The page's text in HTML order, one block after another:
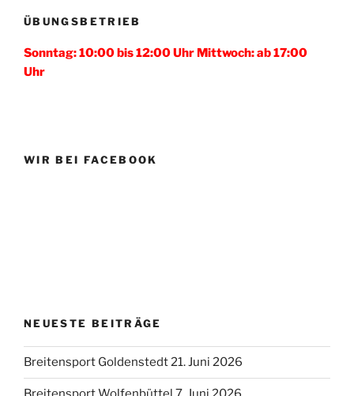
ÜBUNGSBETRIEB
Sonntag: 10:00 bis 12:00 Uhr Mittwoch: ab 17:00
Uhr
WIR BEI FACEBOOK
NEUESTE BEITRÄGE
Breitensport Goldenstedt 21. Juni 2026